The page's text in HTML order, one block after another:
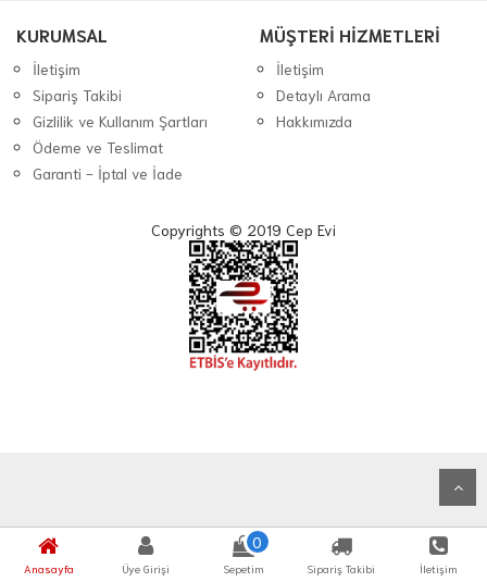
Anasayfa Üye Girişi
0
Sepetim Sipariş Takibi İletişim
KURUMSAL
İletişim
Sipariş Takibi
Gizlilik ve Kullanım Şartları
Ödeme ve Teslimat
Garanti - İptal ve İade
MÜŞTERİ HİZMETLERİ
İletişim
Detaylı Arama
Hakkımızda
Copyrights © 2019 Cep Evi